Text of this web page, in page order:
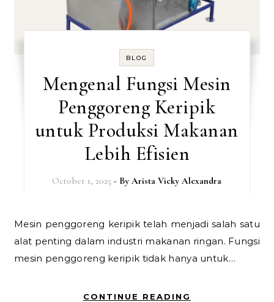
BLOG
Mengenal Fungsi Mesin
Penggoreng Keripik
untuk Produksi Makanan
Lebih Efisien
October 1, 2025 - ByArista Vicky Alexandra
Mesin penggoreng keripik telah menjadi salah satu
alat penting dalam industri makanan ringan. Fungsi
mesin penggoreng keripik tidak hanya untuk…
CONTINUE READING